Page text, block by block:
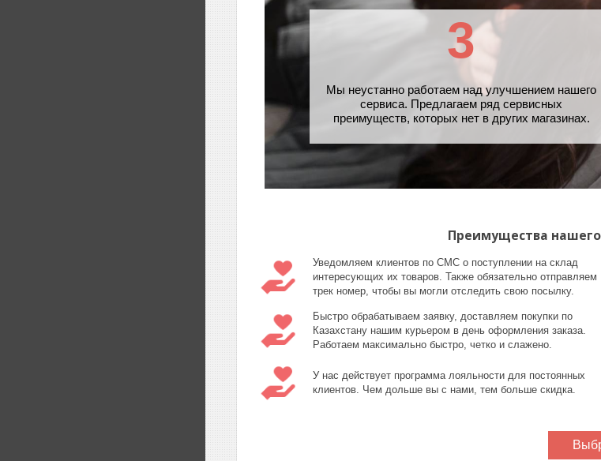
3
Мы неустанно работаем над улучшением нашего
сервиса. Предлагаем ряд сервисных
преимуществ, которых нет в других магазинах.
Преимущества
Уведомляем клиентов по СМС о поступлении на склад
интересующих их товаров. Также обязательно отправляем
трек номер, чтобы вы могли отследить свою посылку.
Быстро обрабатываем заявку, доставляем покупки по
Казахстану нашим курьером в день оформления заказа.
Работаем максимально быстро, четко и слажено.
У нас действует программа лояльности для постоянных
клиентов. Чем дольше вы с нами, тем больше скидка.